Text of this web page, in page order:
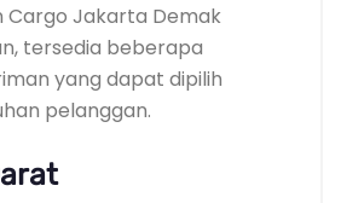
Cargo Jakarta Demak
tersedia beberapa
yang dapat dipilih
pelanggan.